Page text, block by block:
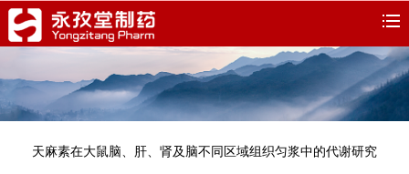
天麻素在大鼠脑、肝、肾及脑不同区域组织匀浆中的代谢研究